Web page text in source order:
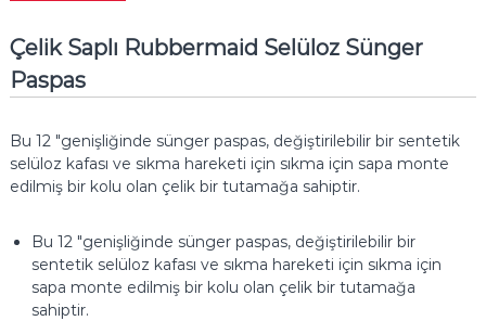
Çelik Saplı Rubbermaid Selüloz Sünger
Paspas
Bu 12 "genişliğinde sünger paspas, değiştirilebilir bir sentetik
selüloz kafası ve sıkma hareketi için sıkma için sapa monte
edilmiş bir kolu olan çelik bir tutamağa sahiptir.
Bu 12 "genişliğinde sünger paspas, değiştirilebilir bir
sentetik selüloz kafası ve sıkma hareketi için sıkma için
sapa monte edilmiş bir kolu olan çelik bir tutamağa
sahiptir.